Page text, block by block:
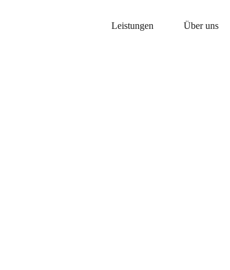
Leistungen Über uns